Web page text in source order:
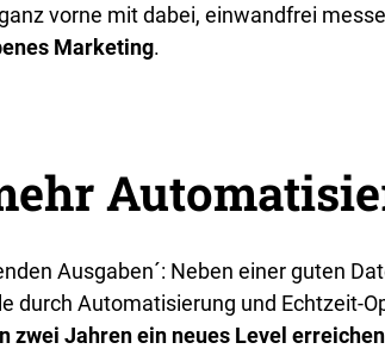
vorne mit dabei, einwandfrei
Marketing.
Ausgaben´: Neben einer guten
durch Automatisierung und Echtzeit-
zwei Jahren ein neues Level erreichen